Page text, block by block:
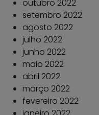
outubro 2022
setembro 2022
agosto 2022
julho 2022
junho 2022
maio 2022
abril 2022
março 2022
fevereiro 2022